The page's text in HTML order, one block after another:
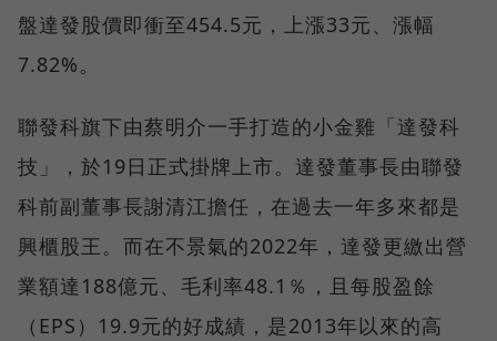
盤達發股價即衝至454.5元，上漲33元、漲幅
7.82%。
聯發科旗下由蔡明介一手打造的小金雞「達發科
技」，於19日正式掛牌上市。達發董事長由聯發
科前副董事長謝清江擔任，在過去一年多來都是
興櫃股王。而在不景氣的2022年，達發更繳出營
業額達188億元、毛利率48.1％，且每股盈餘
（EPS）19.9元的好成績，是2013年以來的高